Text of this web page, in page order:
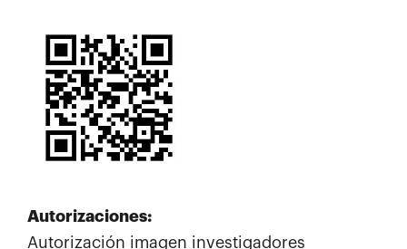
Autorizaciones:
Autorización imagen investigadores